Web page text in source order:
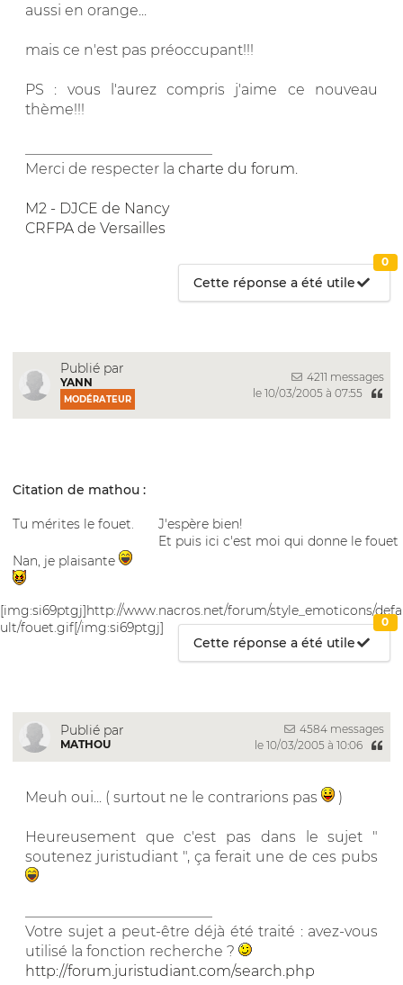
aussi en orange...
mais ce n'est pas préoccupant!!!
PS : vous l'aurez compris j'aime ce nouveau
thème!!!
Merci de respecter la charte du forum.
M2 - DJCE de Nancy
CRFPA de Versailles
Cette réponse a été utile
0
Publié par
YANN
MODÉRATEUR
4211 messages
le 10/03/2005 à 07:55
Citation de mathou :
Tu mérites le fouet.
Nan, je plaisante
J'espère bien!
Et puis ici c'est moi qui donne le fouet
[img:si69ptgj]http://www.nacros.net/forum/style_emoticons/defa
ult/fouet.gif[/img:si69ptgj]
Cette réponse a été utile
0
Publié par
MATHOU
4584 messages
le 10/03/2005 à 10:06
Meuh oui... ( surtout ne le contrarions pas )
Heureusement que c'est pas dans le sujet "
soutenez juristudiant ", ça ferait une de ces pubs
Votre sujet a peut-être déjà été traité : avez-vous
utilisé la fonction recherche ?
http://forum.juristudiant.com/search.php